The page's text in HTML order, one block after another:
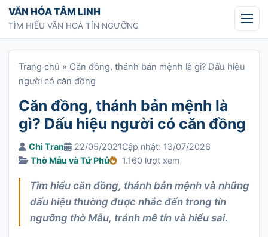
Chuyển tới nội dung
VĂN HÓA TÂM LINH
TÌM HIỂU VĂN HOÁ TÍN NGƯỠNG
Trang chủ » Căn đồng, thánh bản mệnh là gì? Dấu hiệu
người có căn đồng
Căn đồng, thánh bản mệnh là
gì? Dấu hiệu người có căn đồng
Chi Tran 22/05/2021Cập nhật: 13/07/2026
Thờ Mẫu và Tứ Phủ
1.160 lượt xem
Tìm hiểu căn đồng, thánh bản mệnh và những
dấu hiệu thường được nhắc đến trong tín
ngưỡng thờ Mẫu, tránh mê tín và hiểu sai.